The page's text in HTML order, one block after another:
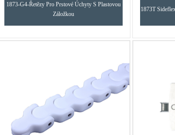
1873-G4-Řetězy Pro Prstové Úchyty S Plastovou
Záložkou
1873T